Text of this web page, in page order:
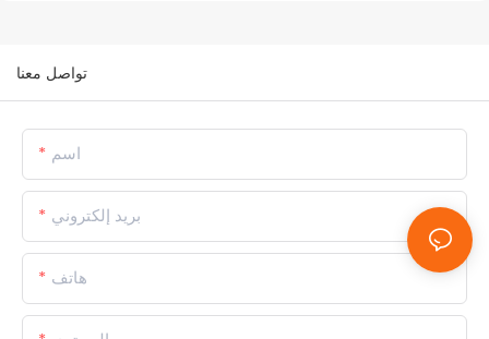
تواصل معنا
اسم
بريد إلكتروني
هاتف